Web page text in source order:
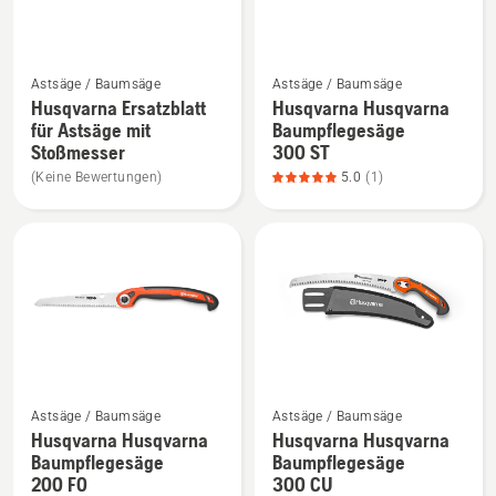
von
anzeigen,
Produktbewertung
von
Details
zu
Husqvarna
Ersatzblatt
anzeigen
Astsäge / Baumsäge
Husqvarna Ersatzblatt
für Astsäge mit
Stoßmesser
(Keine Bewertungen)
Details
zu
Husqvarna
Husqvarna
Produktbewertung
Astsäge / Baumsäge
Husqvarna Husqvarna
Baumpflegesäge
300 ST
5.0 (1)
Details
zu
Husqvarna
Astsäge / Baumsäge
Husqvarna Husqvarna
Baumpflegesäge
200 FO
Details
zu
Husqvarna
Astsäge / Baumsäge
Husqvarna Husqvarna
Baumpflegesäge
300 CU